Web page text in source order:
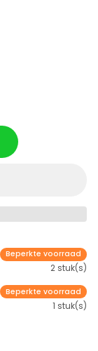
Beperkte voorraad
2 stuk(s)
Beperkte voorraad
1 stuk(s)